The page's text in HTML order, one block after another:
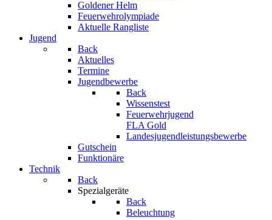
Goldener Helm
Feuerwehrolympiade
Aktuelle Rangliste
Jugend
Back
Aktuelles
Termine
Jugendbewerbe
Back
Wissenstest
Feuerwehrjugend
FLA Gold
Landesjugendleistungsbewerbe
Gutschein
Funktionäre
Technik
Back
Spezialgeräte
Back
Beleuchtung